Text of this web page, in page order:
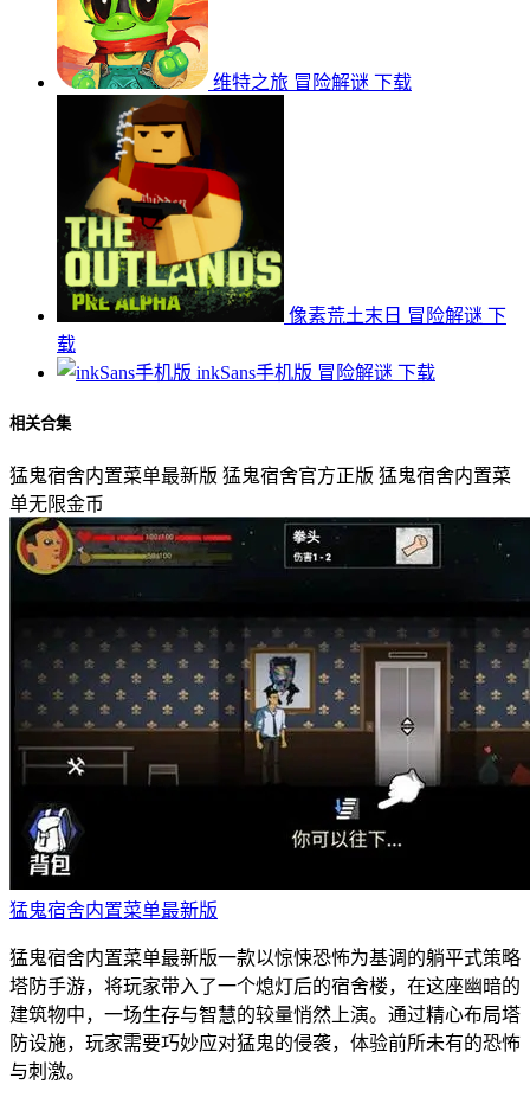
维特之旅 冒险解谜 下载
像素荒土末日 冒险解谜 下
载
inkSans手机版 冒险解谜 下载
相关合集
猛鬼宿舍内置菜单最新版 猛鬼宿舍官方正版 猛鬼宿舍内置菜
单无限金币
猛鬼宿舍内置菜单最新版
猛鬼宿舍内置菜单最新版一款以惊悚恐怖为基调的躺平式策略
塔防手游，将玩家带入了一个熄灯后的宿舍楼，在这座幽暗的
建筑物中，一场生存与智慧的较量悄然上演。通过精心布局塔
防设施，玩家需要巧妙应对猛鬼的侵袭，体验前所未有的恐怖
与刺激。